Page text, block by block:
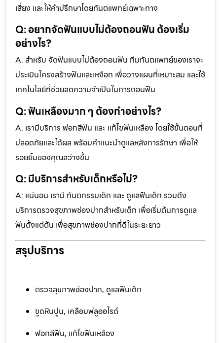
เสี่ยง และให้คำปรึกษาโดยทันตแพทย์เฉพาะทาง
Q: อยากจัดฟันแบบไม่ต้องถอนฟัน ต้องเริ่ม
อย่างไร?
A: สำหรับ จัดฟันแบบไม่ต้องถอนฟัน ทีมทันตแพทย์ของเราจะ
ประเมินโครงสร้างฟันและเหงือก เพื่อวางแผนที่เหมาะสม และใช้
เทคโนโลยีที่ช่วยลดความจำเป็นในการถอนฟัน
Q: ฟันเหลืองมาก ๆ ต้องทำอย่างไร?
A: เรามีบริการ ฟอกสีฟัน และ แก้ไขฟันเหลือง โดยใช้ขั้นตอนที่
ปลอดภัยและได้ผล พร้อมคำแนะนำดูแลหลังการรักษา เพื่อให้
รอยยิ้มของคุณสว่างขึ้น
Q: มีบริการสำหรับเด็กหรือไม่?
A: แน่นอน เรามี ทันตกรรมเด็ก และ ดูแลฟันเด็ก รวมถึง
บริการตรวจสุขภาพช่องปากสำหรับเด็ก เพื่อเริ่มต้นการดูแล
ฟันตั้งแต่ต้น เพื่อสุขภาพช่องปากที่ดีในระยะยาว
สรุปบริการ
ตรวจสุขภาพช่องปาก, ดูแลฟันเด็ก
ขูดหินปูน, เคลือบฟลูออไรด์
ฟอกสีฟัน, แก้ไขฟันเหลือง